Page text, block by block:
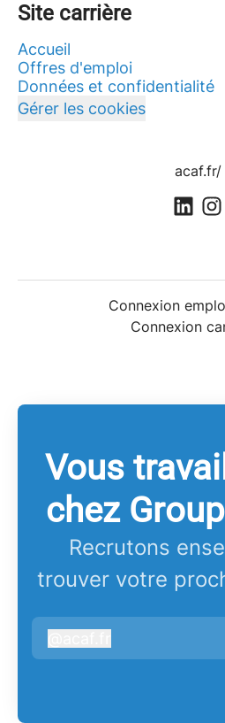
Site carrière
Accueil
Offres d'emploi
Données et confidentialité
Gérer les cookies
acaf.fr/
Connexion
Connexion
Vous
chez
Recrutons
trouver votre
acaf.fr